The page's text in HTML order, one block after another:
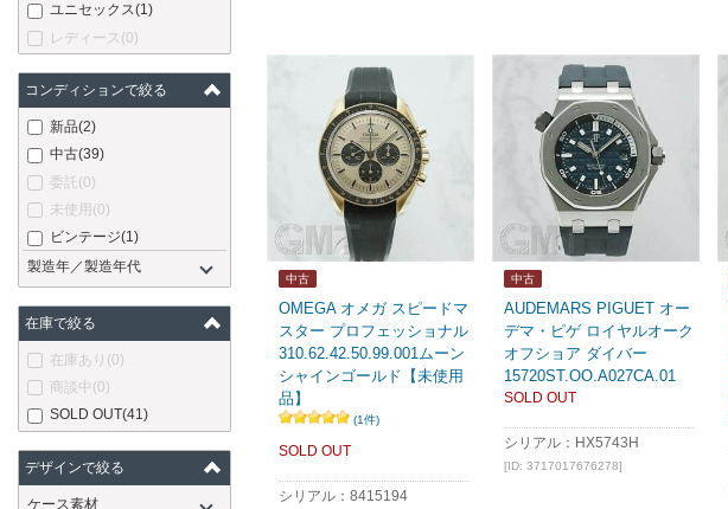
ユニセックス(1)
レディース (0)
コンディションで絞る
新品(2)
中古(39)
委託 (0)
未使用 (0)
ビンテージ(1)
製造年／製造年代
在庫で絞る
在庫あり (0)
商談中 (0)
SOLD OUT(41)
デザインで絞る
ケース素材
中古
OMEGA オメガ スピードマ
スター プロフェッショナル
310.62.42.50.99.001ムーン
シャインゴールド【未使用
品】
(1件)
SOLD OUT
シリアル：8415194
中古
AUDEMARS PIGUET オー
デマ・ピゲ ロイヤルオーク
オフショア ダイバー
15720ST.OO.A027CA.01
SOLD OUT
シリアル：HX5743H
[ID: 3717017676278]